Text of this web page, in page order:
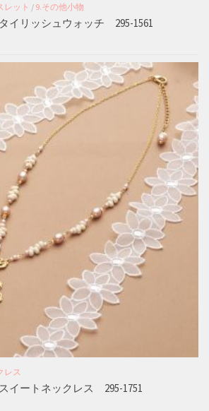
レット / 9.その他小物
イリッシュウォッチ 295-1561
レス
イートネックレス 295-1751